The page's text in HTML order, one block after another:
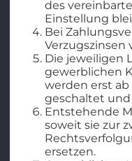
des
Einstellung
Bei
Verzugszinsen
Die jeweiligen
gewerblichen
werden erst
geschaltet
Entstehende
soweit sie zur
ersetzen.